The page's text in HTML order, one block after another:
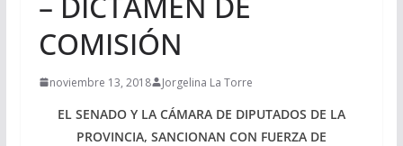
COMISIÓN
noviembre 13, 2018 Jorgelina La Torre
EL SENADO Y LA CÁMARA DE DIPUTADOS DE LA
PROVINCIA, SANCIONAN CON FUERZA DE